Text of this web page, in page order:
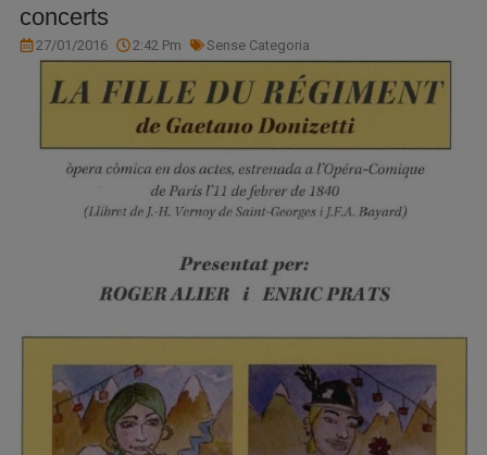
concerts
27/01/2016 2:42 Pm Sense Categoria